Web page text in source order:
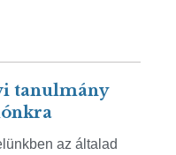
tanulmány
az általad